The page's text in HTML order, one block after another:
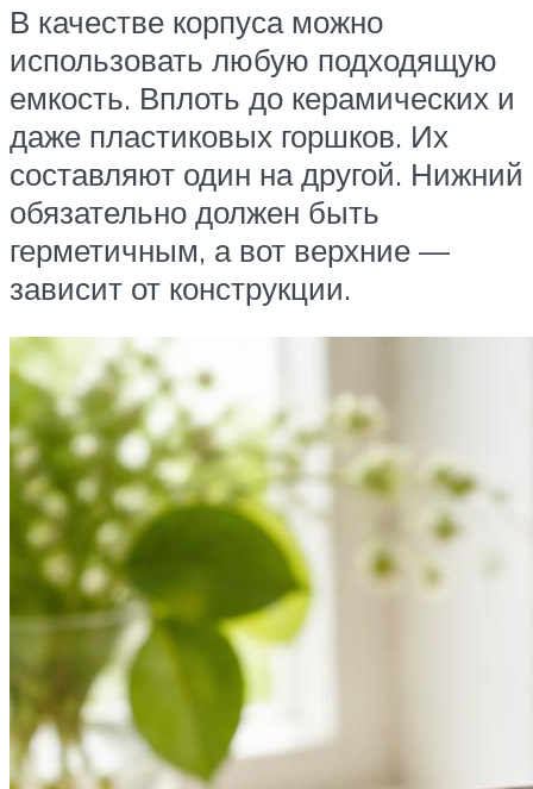
В качестве корпуса можно
использовать любую подходящую
емкость. Вплоть до керамических и
даже пластиковых горшков. Их
составляют один на другой. Нижний
обязательно должен быть
герметичным, а вот верхние —
зависит от конструкции.